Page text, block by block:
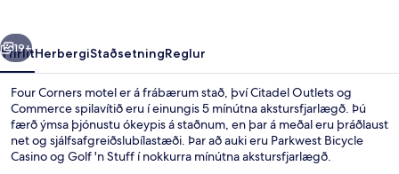
Næsta
19+
YfirlitHerbergiStaðsetningReglur
Four Corners motel er á frábærum stað, því Citadel Outlets og
Commerce spilavítið eru í einungis 5 mínútna akstursfjarlægð. Þú
færð ýmsa þjónustu ókeypis á staðnum, en þar á meðal eru þráðlaust
net og sjálfsafgreiðslubílastæði. Þar að auki eru Parkwest Bicycle
Casino og Golf 'n Stuff í nokkurra mínútna akstursfjarlægð.